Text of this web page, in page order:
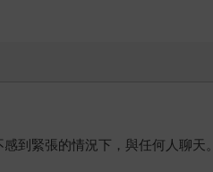
到緊張的情況下，與任何人聊天。